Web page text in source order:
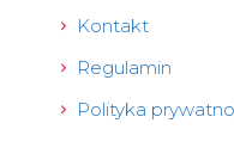
Kontakt
Regulamin
Polityka